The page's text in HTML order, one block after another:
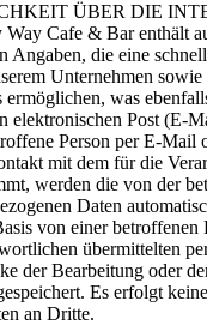
ÜBER DIE
Way Cafe & Bar enthält
Angaben, die eine
Unternehmen
was
elektronischen Post (E-
Person per E-Mail
mit dem für die
werden die von der
Daten
von einer betroffenen
übermittelten
der Bearbeitung oder
Es erfolgt
an Dritte.